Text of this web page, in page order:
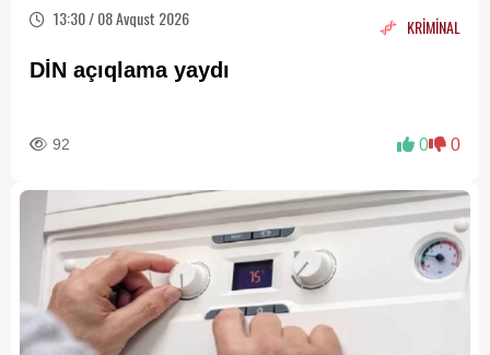
13:30 / 08 Avqust 2026 KRİMİNAL
DİN açıqlama yaydı
92 0 0